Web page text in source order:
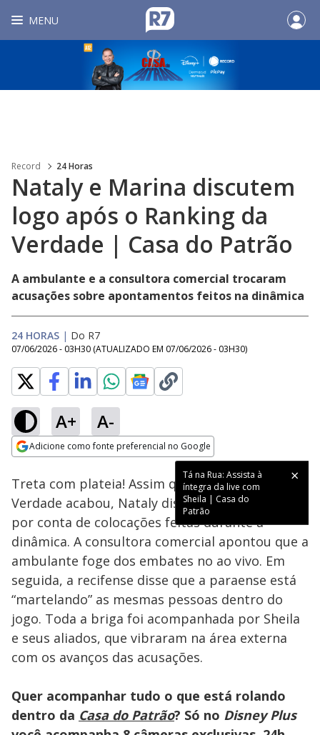
MENU
Record 24 Horas
Nataly e Marina discutem
logo após o Ranking da
Verdade | Casa do Patrão
A ambulante e a consultora comercial trocaram
acusações sobre apontamentos feitos na dinâmica
24 HORAS | Do R7
07/06/2026 - 03H30 (ATUALIZADO EM 07/06/2026 - 03H30)
A+ A-
Adicione como fonte preferencial no Google
Tá na Rua: Assista à
íntegra da live com
Sheila | Casa do
Patrão
Ativar
Loaded :
15.11%
Treta com plateia! Assim que o Ranking da
Verdade acabou, Nataly discutiu com Marina
por conta de colocações feitas durante a
dinâmica. A consultora comercial apontou que a
ambulante foge dos embates no ao vivo. Em
seguida, a recifense disse que a paraense está
“martelando” as mesmas pessoas dentro do
jogo. Toda a briga foi acompanhada por Sheila
e seus aliados, que vibraram na área externa
com os avanços das acusações.
Quer acompanhar tudo o que está rolando
dentro da Casa do Patrão? Só no Disney Plus